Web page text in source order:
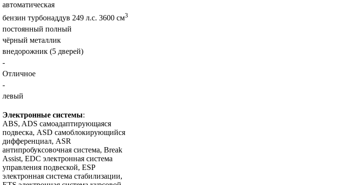
автоматическая
бензин турбонаддув 249 л.с. 3600 см3
постоянный полный
чёрный металлик
внедорожник (5 дверей)
-
Отличное
-
левый
Электронные системы:
ABS, ADS самоадаптирующаяся
подвеска, ASD самоблокирующийся
дифференциал, ASR
антипробуксовочная система, Break
Assist, EDC электронная система
управления подвеской, ESP
электронная система стабилизации,